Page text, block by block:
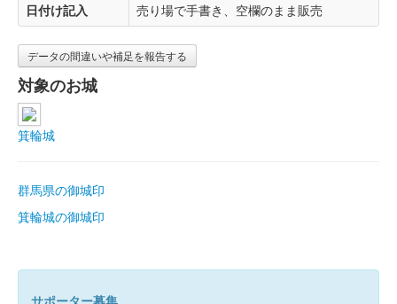
日付け記入
売り場で手書き、空欄のまま販売
データの間違いや補足を報告する
対象のお城
箕輪城
群馬県の御城印
箕輪城の御城印